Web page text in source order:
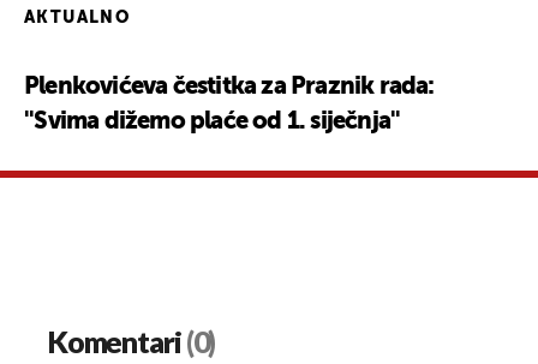
AKTUALNO
Plenkovićeva čestitka za Praznik rada:
''Svima dižemo plaće od 1. siječnja''
Komentari(0)